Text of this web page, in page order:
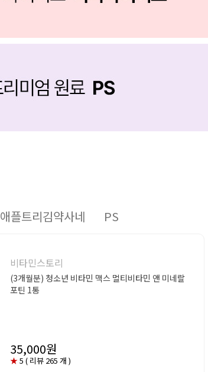
애플트리김약사네 PS
비타민스토리
(3개월분) 청소년 비타민 맥스 멀티비타민 앤 미네랄
포틴 1통
35,000원
★5 ( 리뷰 265 개 )